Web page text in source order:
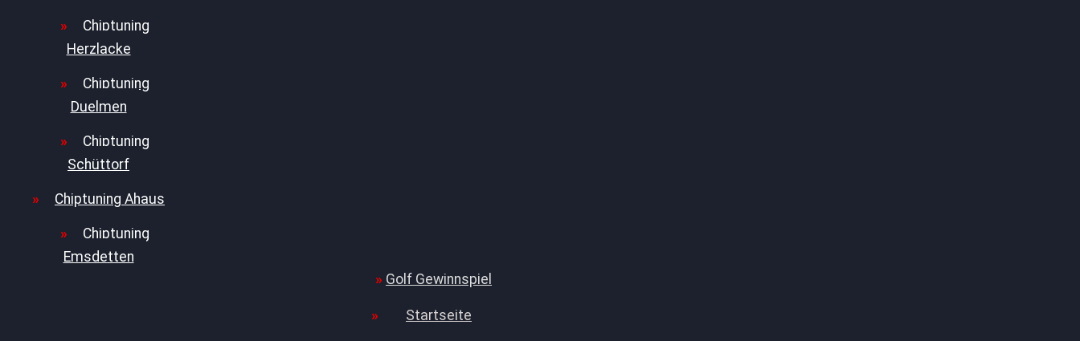
Chiptuning
Herzlacke
Chiptuning
Duelmen
Chiptuning
Schüttorf
Chiptuning Ahaus
Chiptuning
Emsdetten
Golf Gewinnspiel
Startseite